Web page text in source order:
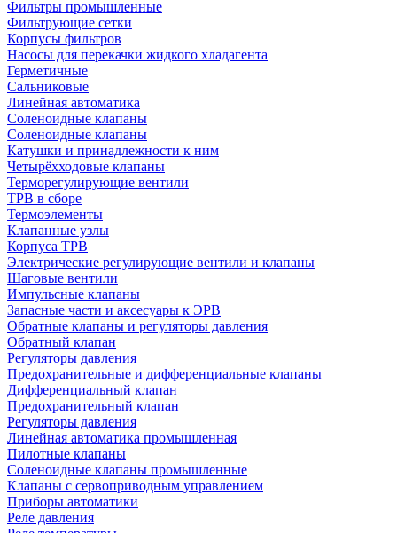
Фильтры промышленные
Фильтрующие сетки
Корпусы фильтров
Насосы для перекачки жидкого хладагента
Герметичные
Сальниковые
Линейная автоматика
Соленоидные клапаны
Соленоидные клапаны
Катушки и принадлежности к ним
Четырёхходовые клапаны
Терморегулирующие вентили
ТРВ в сборе
Термоэлементы
Клапанные узлы
Корпуса ТРВ
Электрические регулирующие вентили и клапаны
Шаговые вентили
Импульсные клапаны
Запасные части и аксесуары к ЭРВ
Обратные клапаны и регуляторы давления
Обратный клапан
Регуляторы давления
Предохранительные и дифференциальные клапаны
Дифференциальный клапан
Предохранительный клапан
Регуляторы давления
Линейная автоматика промышленная
Пилотные клапаны
Соленоидные клапаны промышленные
Клапаны с сервоприводным управлением
Приборы автоматики
Реле давления